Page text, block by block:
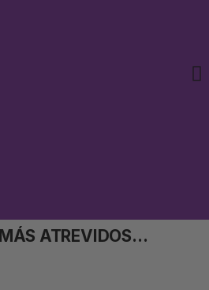
ATREVIDOS...